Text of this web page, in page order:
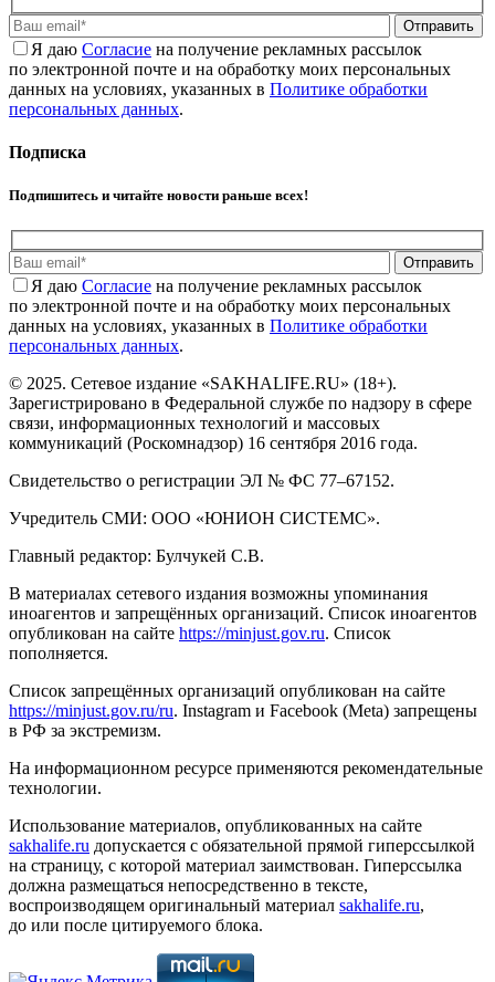
Отправить
Я даю Cогласие на получение рекламных рассылок
по электронной почте и на обработку моих персональных
данных на условиях, указанных в Политике обработки
персональных данных.
Подписка
Подпишитесь и читайте новости раньше всех!
Отправить
Я даю Cогласие на получение рекламных рассылок
по электронной почте и на обработку моих персональных
данных на условиях, указанных в Политике обработки
персональных данных.
© 2025. Сетевое издание «SAKHALIFE.RU» (18+).
Зарегистрировано в Федеральной службе по надзору в сфере
связи, информационных технологий и массовых
коммуникаций (Роскомнадзор) 16 сентября 2016 года.
Свидетельство о регистрации ЭЛ № ФС 77–67152.
Учредитель СМИ: ООО «ЮНИОН СИСТЕМС».
Главный редактор: Булчукей С.В.
В материалах сетевого издания возможны упоминания
иноагентов и запрещённых организаций. Список иноагентов
опубликован на сайте https://minjust.gov.ru. Список
пополняется.
Список запрещённых организаций опубликован на сайте
https://minjust.gov.ru/ru. Instagram и Facebook (Metа) запрещены
в РФ за экстремизм.
На информационном ресурсе применяются рекомендательные
технологии.
Использование материалов, опубликованных на сайте
sakhalife.ru допускается с обязательной прямой гиперссылкой
на страницу, с которой материал заимствован. Гиперссылка
должна размещаться непосредственно в тексте,
воспроизводящем оригинальный материал sakhalife.ru,
до или после цитируемого блока.